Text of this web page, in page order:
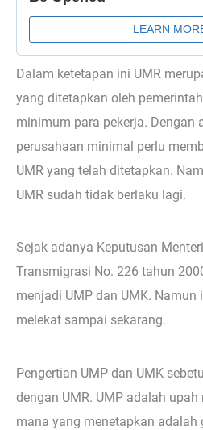
Dalam ketetapan ini UMR
yang ditetapkan oleh
minimum para pekerja. Dengan
perusahaan minimal perlu
UMR yang telah ditetapkan.
UMR sudah tidak berlaku lagi.
Sejak adanya Keputusan
Transmigrasi No. 226 tahun
menjadi UMP dan UMK. Namun
melekat sampai sekarang.
Pengertian UMP dan UMK
dengan UMR. UMP adalah
mana yang menetapkan adalah